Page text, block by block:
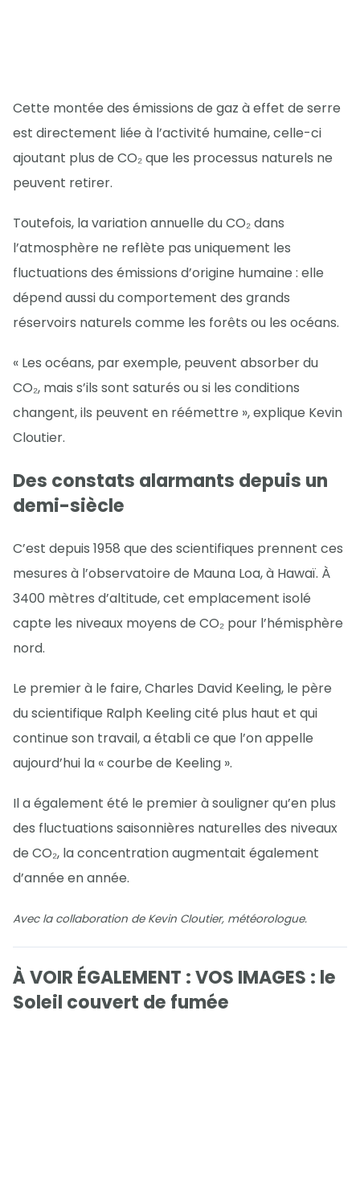
Cette montée des émissions de gaz à effet de serre
est directement liée à l’activité humaine, celle-ci
ajoutant plus de CO₂ que les processus naturels ne
peuvent retirer.
Toutefois, la variation annuelle du CO₂ dans
l’atmosphère ne reflète pas uniquement les
fluctuations des émissions d’origine humaine : elle
dépend aussi du comportement des grands
réservoirs naturels comme les forêts ou les océans.
« Les océans, par exemple, peuvent absorber du
CO₂, mais s’ils sont saturés ou si les conditions
changent, ils peuvent en réémettre », explique Kevin
Cloutier.
Des constats alarmants depuis un
demi-siècle
C’est depuis 1958 que des scientifiques prennent ces
mesures à l’observatoire de Mauna Loa, à Hawaï. À
3400 mètres d’altitude, cet emplacement isolé
capte les niveaux moyens de CO₂ pour l’hémisphère
nord.
Le premier à le faire, Charles David Keeling, le père
du scientifique Ralph Keeling cité plus haut et qui
continue son travail, a établi ce que l’on appelle
aujourd’hui la « courbe de Keeling ».
Il a également été le premier à souligner qu’en plus
des fluctuations saisonnières naturelles des niveaux
de CO₂, la concentration augmentait également
d’année en année.
Avec la collaboration de Kevin Cloutier, météorologue.
À VOIR ÉGALEMENT : VOS IMAGES : le
Soleil couvert de fumée